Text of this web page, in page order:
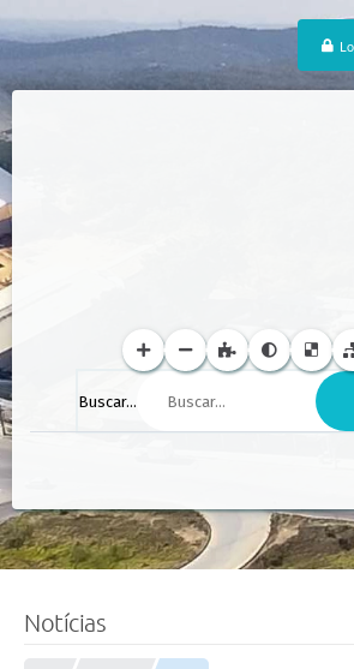
Buscar...
Notícias